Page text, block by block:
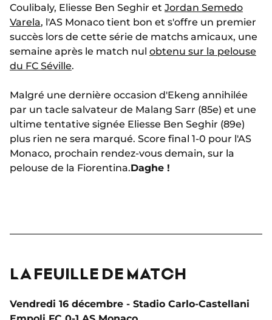
Coulibaly, Eliesse Ben Seghir et Jordan Semedo
Varela, l'AS Monaco tient bon et s'offre un premier
succès lors de cette série de matchs amicaux, une
semaine après le match nul obtenu sur la pelouse
du FC Séville.
Malgré une dernière occasion d'Ekeng annihilée
par un tacle salvateur de Malang Sarr (85e) et une
ultime tentative signée Eliesse Ben Seghir (89e)
plus rien ne sera marqué. Score final 1-0 pour l'AS
Monaco, prochain rendez-vous demain, sur la
pelouse de la Fiorentina.Daghe !
LA FEUILLE DE MATCH
Vendredi 16 décembre - Stadio Carlo-Castellani